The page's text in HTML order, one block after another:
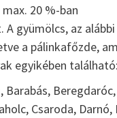
20 %-ban
A gyümölcs, az
a pálinkafőzde,
egyikében
Barabás,
Csaroda, Darnó,